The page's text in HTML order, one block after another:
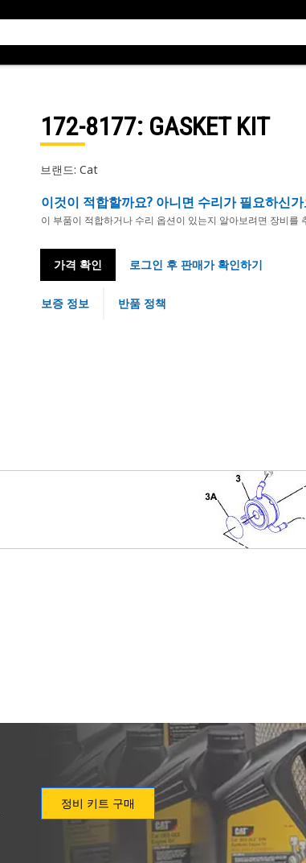
172-8177: GASKET KIT
브랜드: Cat
이것이 적합할까요? 아니면 수리가 필요하신가
이 부품이 적합하거나 수리 옵션이 있는지 알아보려면 장비를
가격 확인 로그인 후 판매가 확인하기
보증 정보 반품 정책
정비 키트 구매